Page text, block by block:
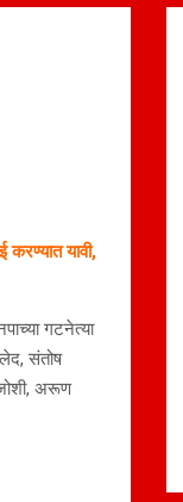
करण्यात यावी,
गटनेत्या
संतोष
जोशी, अरूण